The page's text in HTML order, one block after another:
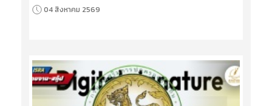
04 สิงหาคม 2569